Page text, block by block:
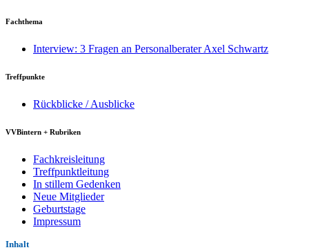
Fachthema
Interview: 3 Fragen an Personalberater Axel Schwartz
Treffpunkte
Rückblicke / Ausblicke
VVBintern + Rubriken
Fachkreisleitung
Treffpunktleitung
In stillem Gedenken
Neue Mitglieder
Geburtstage
Impressum
Inhalt